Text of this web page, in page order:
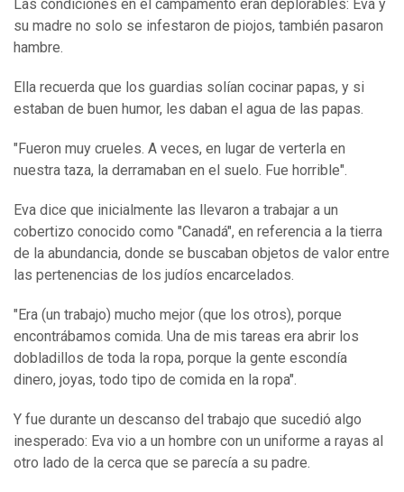
Las condiciones en el campamento eran deplorables: Eva y
su madre no solo se infestaron de piojos, también pasaron
hambre.
Ella recuerda que los guardias solían cocinar papas, y si
estaban de buen humor, les daban el agua de las papas.
"Fueron muy crueles. A veces, en lugar de verterla en
nuestra taza, la derramaban en el suelo. Fue horrible".
Eva dice que inicialmente las llevaron a trabajar a un
cobertizo conocido como "Canadá", en referencia a la tierra
de la abundancia, donde se buscaban objetos de valor entre
las pertenencias de los judíos encarcelados.
"Era (un trabajo) mucho mejor (que los otros), porque
encontrábamos comida. Una de mis tareas era abrir los
dobladillos de toda la ropa, porque la gente escondía
dinero, joyas, todo tipo de comida en la ropa".
Y fue durante un descanso del trabajo que sucedió algo
inesperado: Eva vio a un hombre con un uniforme a rayas al
otro lado de la cerca que se parecía a su padre.